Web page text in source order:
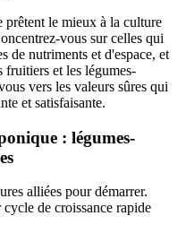
prêtent le mieux à la culture
vous sur celles qui
de nutriments et d'espace, et
fruitiers et les légumes-
vers les valeurs sûres qui
et satisfaisante.
: légumes-
alliées pour démarrer.
de croissance rapide